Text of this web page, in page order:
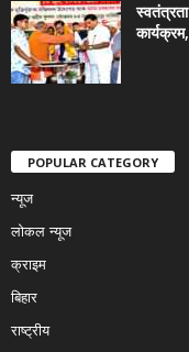
स्वतंत्रता
POPULAR CATEGORY
न्यूज
लोकल न्यूज
क्राइम
बिहार
राष्ट्रीय